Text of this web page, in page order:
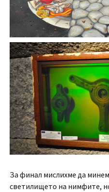
За финал мислихме да
светилището на нимфите,